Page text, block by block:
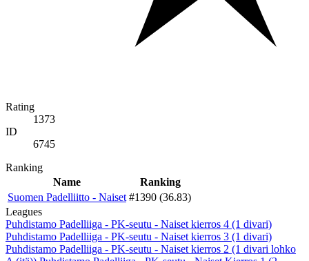
Rating
1373
ID
6745
Ranking
Name
Ranking
Suomen Padelliitto - Naiset #1390 (36.83)
Leagues
Puhdistamo Padelliiga - PK-seutu - Naiset kierros 4 (1 divari)
Puhdistamo Padelliiga - PK-seutu - Naiset kierros 3 (1 divari)
Puhdistamo Padelliiga - PK-seutu - Naiset kierros 2 (1 divari lohko